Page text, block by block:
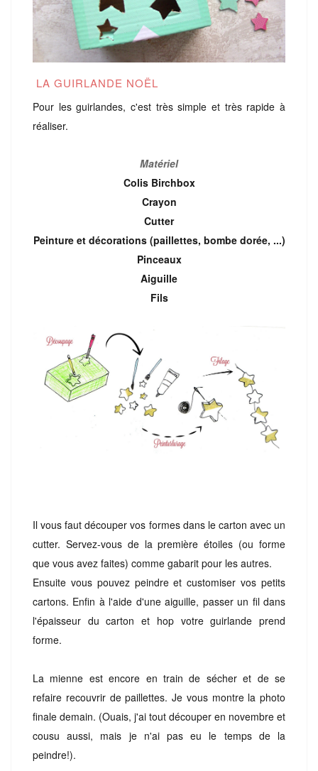
LA GUIRLANDE NOËL
Pour les guirlandes, c'est très simple et très rapide à
réaliser.
Matériel
Colis Birchbox
Crayon
Cutter
Peinture et décorations (paillettes, bombe dorée, ...)
Pinceaux
Aiguille
Fils
Il vous faut découper vos formes dans le carton avec un
cutter. Servez-vous de la première étoiles (ou forme
que vous avez faites) comme gabarit pour les autres.
Ensuite vous pouvez peindre et customiser vos petits
cartons. Enfin à l'aide d'une aiguille, passer un fil dans
l'épaisseur du carton et hop votre guirlande prend
forme.
La mienne est encore en train de sécher et de se
refaire recouvrir de paillettes. Je vous montre la photo
finale demain. (Ouais, j'ai tout découper en novembre et
cousu aussi, mais je n'ai pas eu le temps de la
peindre!).